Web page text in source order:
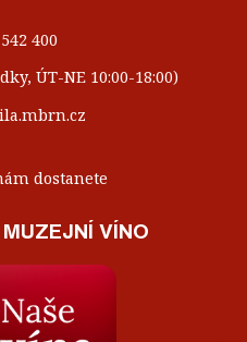
400
ÚT-NE 10:00-18:00)
dostanete
VÍNO